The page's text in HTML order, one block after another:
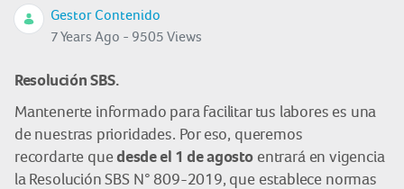
Gestor Contenido
7 Years Ago - 9505 Views
Resolución SBS.
Mantenerte informado para facilitar tus labores es una
de nuestras prioridades. Por eso, queremos
recordarte quedesde el 1 de agosto entrará en vigencia
la Resolución SBS N° 809-2019, que establece normas